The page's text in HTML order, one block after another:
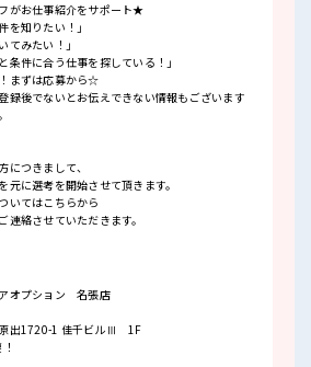
がお仕事紹介をサポート★
を知りたい！」
てみたい！」
条件に合う仕事を探している！」
まずは応募から☆
録後でないとお伝えできない情報もございます
につきまして、
元に選考を開始させて頂きます。
いてはこちらから
連絡させていただきます。
オプション 名張店
原出1720-1 佳千ビルⅢ 1F